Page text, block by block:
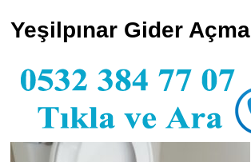
Yeşilpınar Gider Açma